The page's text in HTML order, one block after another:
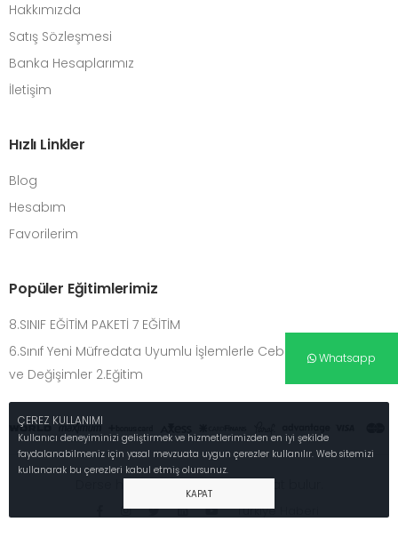
Hakkımızda
Satış Sözleşmesi
Banka Hesaplarımız
İletişim
Hızlı Linkler
Blog
Hesabım
Favorilerim
Popüler Eğitimlerimiz
8.SINIF EĞİTİM PAKETİ 7 EĞİTİM
6.Sınıf Yeni Müfredata Uyumlu İşlemlerle Cebirsel Düşünme
ve Değişimler 2.Eğitim
Türkiye Haberi
Whatsapp
ÇEREZ KULLANIMI
Kullanıcı deneyiminizi geliştirmek ve hizmetlerimizden en iyi şekilde
faydalanabilmeniz için yasal mevzuata uygun çerezler kullanılır. Web sitemizi
kullanarak bu çerezleri kabul etmiş olursunuz.
KAPAT